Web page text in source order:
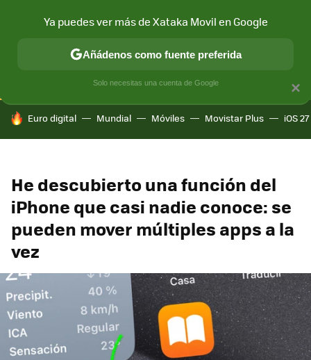
CONECTIVIDAD MÓVIL Y SOCIEDAD APLICACIONES
HOY SE HABLA DE
Euro digital Mundial Móviles Movistar Plus iOS 27
He descubierto una función del
iPhone que casi nadie conoce: se
pueden mover múltiples apps a la
vez
×
Ya puedes ver más de Xataka Movil en Google
Añádenos como fuente preferida
Solo necesitas una cuenta de Google